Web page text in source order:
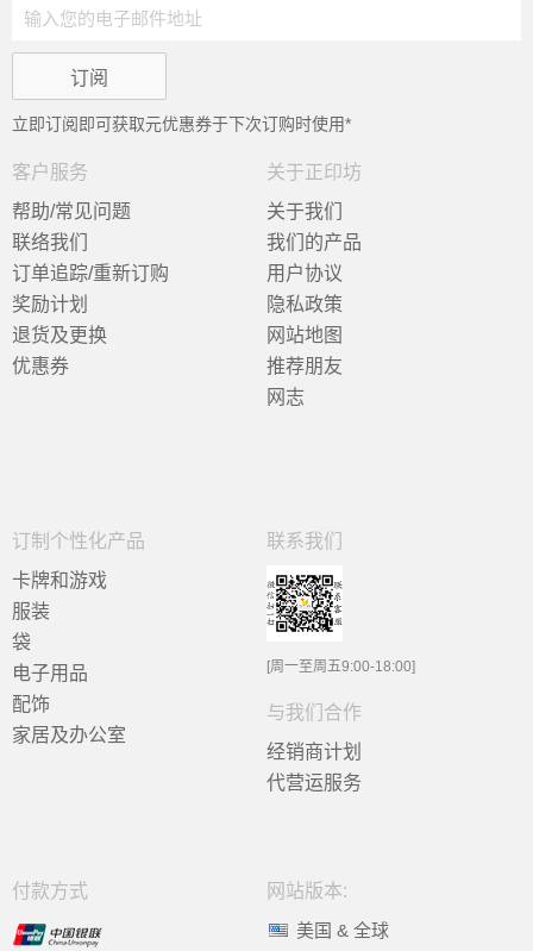
立即订阅即可获取元优惠券于下次订购时使用*
客户服务
帮助/常见问题
联络我们
订单追踪/重新订购
奖励计划
退货及更换
优惠券
关于正印坊
关于我们
我们的产品
用户协议
隐私政策
网站地图
推荐朋友
网志
订制个性化产品
卡牌和游戏
服装
袋
电子用品
配饰
家居及办公室
联系我们
[周一至周五9:00-18:00]
与我们合作
经销商计划
代营运服务
付款方式
网站版本:
美国 & 全球